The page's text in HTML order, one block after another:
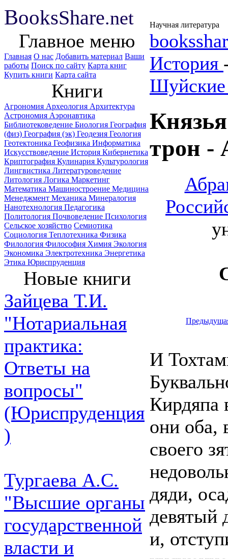
BooksShare.net Научная литература
Главное меню
Главная О нас Добавить материал Ваши
работы Поиск по сайту Карта книг
Купить книги Карта сайта
Книги
Агрономия Археология Архитектура
Астрономия Аэронавтика
Библиотековедение Биология География
(физ) География (эк) Геодезия Геология
Геотектоника Геофизика Информатика
Искусствоведение История Кибернетика
Криптография Кулинария Культурология
Лингвистика Литературоведение
Литология Логика Маркетинг
Математика Машиностроение Медицина
Менеджмент Механика Минералогия
Нанотехнология Педагогика
Политология Почвоведение Психология
Сельское хозяйство Семиотика
Социология Теплотехника Физика
Филология Философия Химия Экология
Экономика Электротехника Энергетика
Этика Юриспруденция
Новые книги
Зайцева Т.И.
"Нотариальная
практика:
Ответы на
вопросы"
(Юриспруденция
)
Тургаева А.С.
"Высшие органы
государственной
власти и
История
Шуйские
трон -
И
Кирдяпа
они оба,
своего
дяди,
девятый
и,